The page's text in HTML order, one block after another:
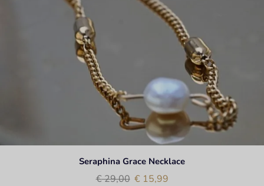
Seraphina Grace Necklace
€29,00 €15,99